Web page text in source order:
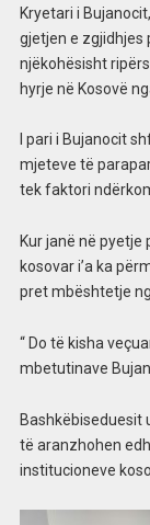
Kryetari i
gjetjen e zgjidhjes
njëkohësisht
hyrje në Kosovë
I pari i Bujanocit
mjeteve të
tek faktori
Kur janë në
kosovar i’a ka
pret mbështetje
“ Do të kisha
mbetutinave
Bashkëbiseduesit
të aranzhohen
institucioneve